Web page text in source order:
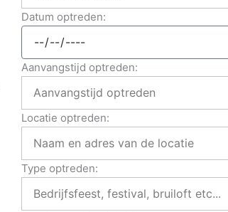
Datum optreden:
Aanvangstijd optreden:
Locatie optreden:
Type optreden: